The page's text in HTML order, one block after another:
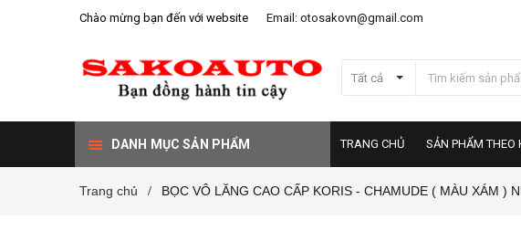
Chào mừng bạn đến với website Email: otosakovn@gmail.com
Tất cả
DANH MỤC SẢN PHẨM TRANG CHỦ SẢN PHẨM THEO
Trang chủ / BỌC VÔ LĂNG CAO CẤP KORIS - CHAMUDE ( MÀU XÁM )